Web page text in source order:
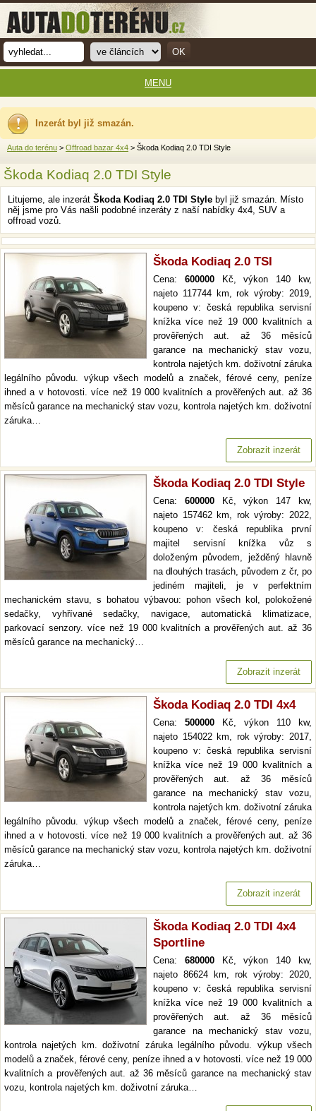
Inzerát byl již smazán.
Auta do terénu > Offroad bazar 4x4 > Škoda Kodiaq 2.0 TDI Style
Škoda Kodiaq 2.0 TDI Style
Litujeme, ale inzerát Škoda Kodiaq 2.0 TDI Style byl již smazán. Místo
něj jsme pro Vás našli podobné inzeráty z naší nabídky 4x4, SUV a
offroad vozů.
Škoda Kodiaq 2.0 TSI
Cena: 600000Kč, výkon 140 kw,
najeto 117744 km, rok výroby: 2019,
koupeno v: česká republika servisní
knížka více než 19 000 kvalitních a
prověřených aut. až 36 měsíců
garance na mechanický stav vozu,
kontrola najetých km. doživotní záruka
legálního původu. výkup všech modelů a značek, férové ceny, peníze
ihned a v hotovosti. více než 19 000 kvalitních a prověřených aut. až 36
měsíců garance na mechanický stav vozu, kontrola najetých km. doživotní
záruka…
Zobrazit inzerát
Škoda Kodiaq 2.0 TDI Style
Cena: 600000Kč, výkon 147 kw,
najeto 157462 km, rok výroby: 2022,
koupeno v: česká republika první
majitel servisní knížka vůz s
doloženým původem, ježděný hlavně
na dlouhých trasách, původem z čr, po
jediném majiteli, je v perfektním
mechanickém stavu, s bohatou výbavou: pohon všech kol, polokožené
sedačky, vyhřívané sedačky, navigace, automatická klimatizace,
parkovací senzory. více než 19 000 kvalitních a prověřených aut. až 36
měsíců garance na mechanický…
Zobrazit inzerát
Škoda Kodiaq 2.0 TDI 4x4
Cena: 500000 Kč, výkon 110 kw,
najeto 154022 km, rok výroby: 2017,
koupeno v: česká republika servisní
knížka více než 19 000 kvalitních a
prověřených aut. až 36 měsíců
garance na mechanický stav vozu,
kontrola najetých km. doživotní záruka
legálního původu. výkup všech modelů a značek, férové ceny, peníze
ihned a v hotovosti. více než 19 000 kvalitních a prověřených aut. až 36
měsíců garance na mechanický stav vozu, kontrola najetých km. doživotní
záruka…
Zobrazit inzerát
Škoda Kodiaq 2.0 TDI 4x4
Sportline
Cena: 680000Kč, výkon 140 kw,
najeto 86624 km, rok výroby: 2020,
koupeno v: česká republika servisní
knížka více než 19 000 kvalitních a
prověřených aut. až 36 měsíců
garance na mechanický stav vozu,
kontrola najetých km. doživotní záruka legálního původu. výkup všech
modelů a značek, férové ceny, peníze ihned a v hotovosti. více než 19 000
kvalitních a prověřených aut. až 36 měsíců garance na mechanický stav
vozu, kontrola najetých km. doživotní záruka…
MENU